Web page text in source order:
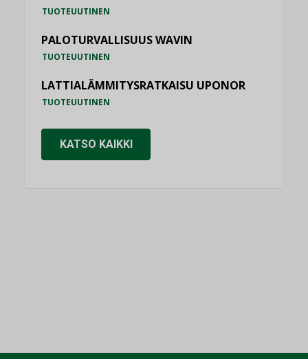
TUOTEUUTINEN
PALOTURVALLISUUS WAVIN
TUOTEUUTINEN
LATTIALÄMMITYSRATKAISU UPONOR
TUOTEUUTINEN
KATSO KAIKKI